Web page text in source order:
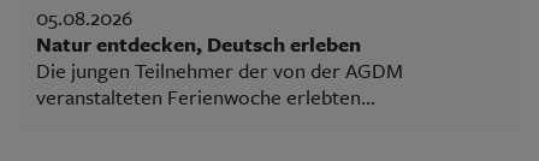
05.08.2026
Natur entdecken, Deutsch erleben
Die jungen Teilnehmer der von der AGDM
veranstalteten Ferienwoche erlebten...